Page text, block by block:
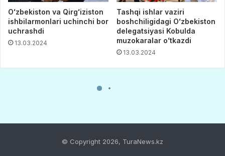
© Copyright 2026, TuraNews.kz